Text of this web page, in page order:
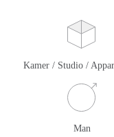
Kamer / Studio /
Man